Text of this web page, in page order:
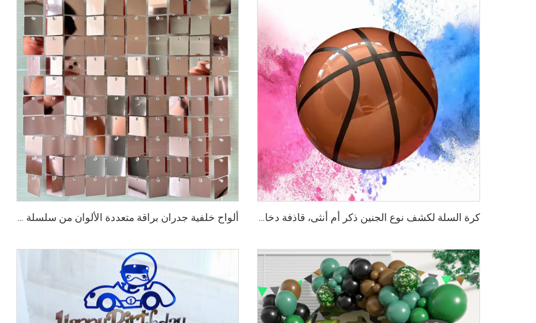
كرة السلة لكشف نوع الجنين ذكر أم أنثى، قاذفة دخان بالمسحوق، قنبلة دخانية للإعلان عن نوع الجنين ألواح خلفية جدران براقة متعددة الألوان من سلسلة لمعان، ديكور زفاف، ديكور جدران براقة متعددة الألوان لحفلات الزفاف